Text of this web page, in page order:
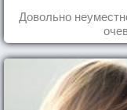
Довольно